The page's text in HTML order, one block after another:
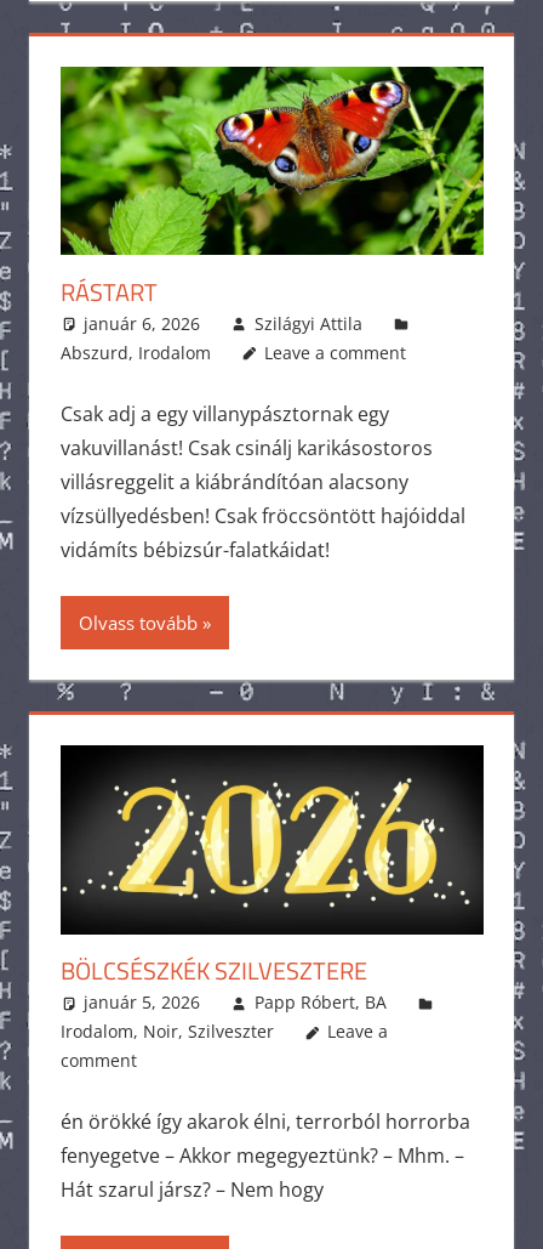
RÁSTART
január 6, 2026
Szilágyi Attila
Abszurd, Irodalom Leave a comment
Csak adj a egy villanypásztornak egy
vakuvillanást! Csak csinálj karikásostoros
villásreggelit a kiábrándítóan alacsony
vízsüllyedésben! Csak fröccsöntött hajóiddal
vidámíts bébizsúr-falatkáidat!
Olvass tovább
BÖLCSÉSZKÉK SZILVESZTERE
január 5, 2026
Papp Róbert, BA
Irodalom, Noir, Szilveszter
Leave a
comment
én örökké így akarok élni, terrorból horrorba
fenyegetve – Akkor megegyeztünk? – Mhm. –
Hát szarul jársz? – Nem hogy